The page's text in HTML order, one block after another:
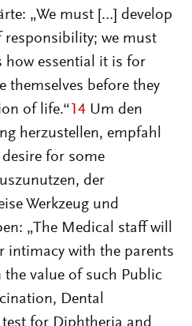
„We must […] develop
responsibility; we must
essential it is for
themselves before they
of life.“14 Um den
herzustellen, empfahl
desire for some
der
Werkzeug und
„The Medical staff will
intimacy with the parents
value of such Public
Dental
for Diphtheria and